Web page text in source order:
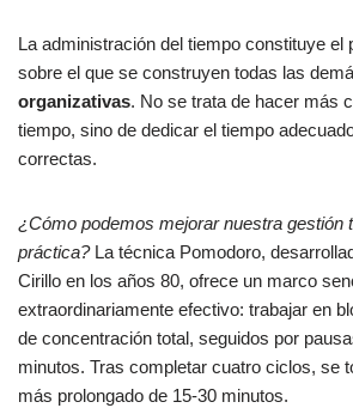
La administración del tiempo constituye el
sobre el que se construyen todas las
organizativas. No se trata de hacer más
tiempo, sino de dedicar el tiempo
correctas.
¿Cómo podemos mejorar nuestra gestión
práctica?La técnica Pomodoro,
Cirillo en los años 80, ofrece un marco
extraordinariamente efectivo: trabajar en
de concentración total, seguidos por
minutos. Tras completar cuatro ciclos, se
más prolongado de 15-30 minutos.